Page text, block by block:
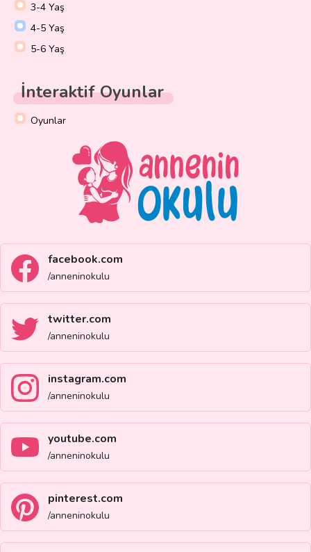
3-4 Yaş
4-5 Yaş
5-6 Yaş
İnteraktif Oyunlar
Oyunlar
facebook.com
/anneninokulu
twitter.com
/anneninokulu
instagram.com
/anneninokulu
youtube.com
/anneninokulu
pinterest.com
/anneninokulu